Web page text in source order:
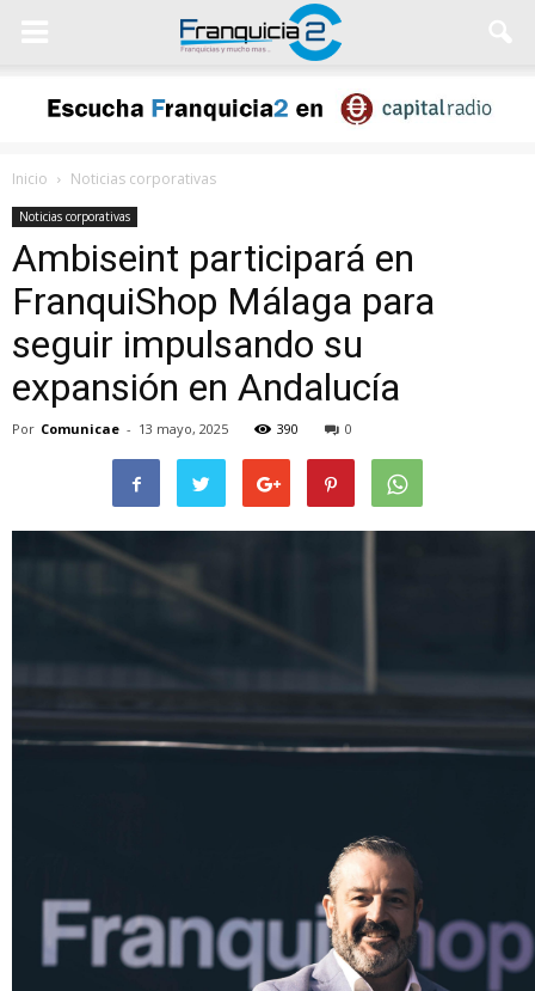
Inicio Noticias corporativas
Noticias corporativas
Ambiseint participará en
FranquiShop Málaga para
seguir impulsando su
expansión en Andalucía
Por Comunicae - 13 mayo, 2025 390 0